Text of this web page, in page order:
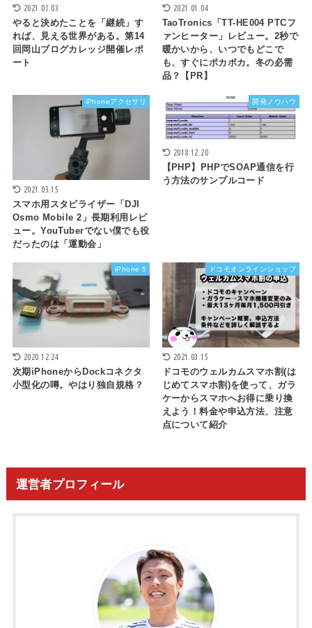
2021.01.03
やると決めたことを「継続」す
れば、見える世界がある。第14
回岡山ブログカレッジ開催レポ
ート
2021.01.04
TaoTronics「TT-HE004 PTCフ
ァンヒーター」レビュー。2秒で
暖かいから、いつでもどこで
も、すぐにポカポカ。冬の必需
品？【PR】
iPhoneアクセサリ
2021.03.15
スマホ用スタビライザー「DJI
Osmo Mobile 2」長期利用レビ
ュー。YouTuberでない僕でも役
だったのは「運動会」
開発ノウハウ
2018.12.20
【PHP】PHPでSOAP通信を行
う方法のサンプルコード
iPhone 5
2020.12.24
次期iPhoneからDockコネクタ
小型化の噂。やはり独自規格？
ドコモオンラインショップ
2021.03.15
ドコモのウェルカムスマホ割(は
じめてスマホ割)を使って、ガラ
ケーからスマホへお得に乗り換
えよう！料金や申込方法、注意
点について紹介
運営者プロフィール